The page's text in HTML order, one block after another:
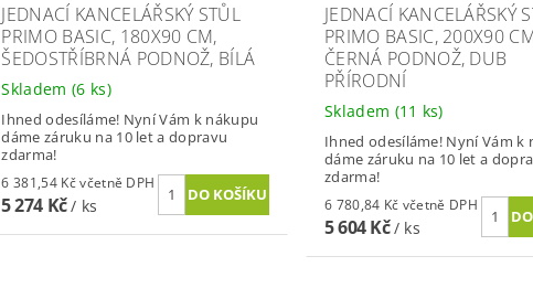
JEDNACÍ KANCELÁŘSKÝ STŮL
PRIMO BASIC, 180X90 CM,
ŠEDOSTŘÍBRNÁ PODNOŽ, BÍLÁ
Skladem (6 ks)
Ihned odesíláme! Nyní Vám k nákupu
dáme záruku na 10 let a dopravu
zdarma!
6 381,54 Kč včetně DPH
5 274 Kč/ ks
JEDNACÍ KANCELÁŘSKÝ
PRIMO BASIC, 200X90
ČERNÁ PODNOŽ, DUB
PŘÍRODNÍ
Skladem (11 ks)
Ihned odesíláme! Nyní Vám k
dáme záruku na 10 let a
zdarma!
6 780,84 Kč včetně DPH
5 604 Kč/ ks